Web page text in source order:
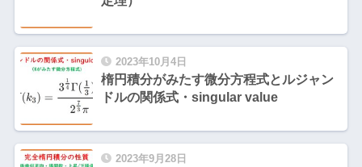
2023年10月4日
楕円積分がみたす微分方程式とルジャン
ドルの関係式・singular value
2023年9月28日